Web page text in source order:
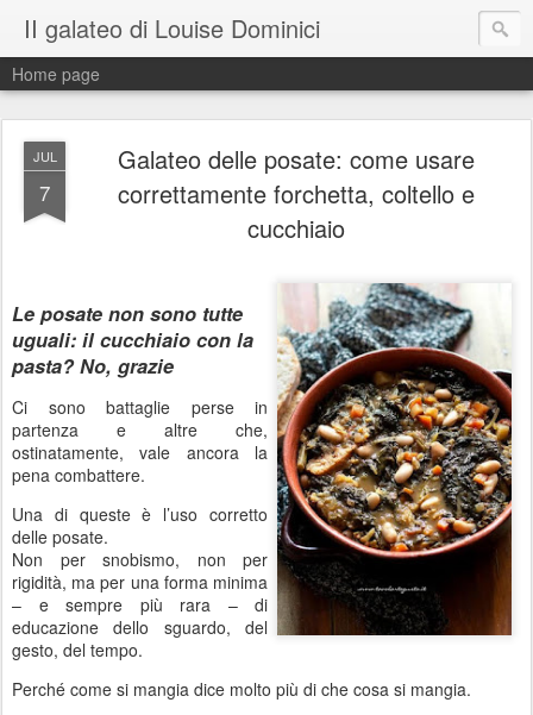
II galateo di Louise Dominici
Home page
JUL
7
Galateo delle posate: come usare
correttamente forchetta, coltello e
cucchiaio
Le posate non sono tutte
uguali: il cucchiaio con la
pasta? No, grazie
Ci sono battaglie perse in
partenza e altre che,
ostinatamente, vale ancora la
pena combattere.
Una di queste è l’uso corretto
delle posate.
Non per snobismo, non per
rigidità, ma per una forma minima
– e sempre più rara – di
educazione dello sguardo, del
gesto, del tempo.
Perché come si mangia dice molto più di che cosa si mangia.